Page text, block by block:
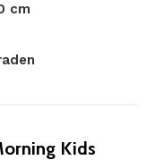
cm
Kids